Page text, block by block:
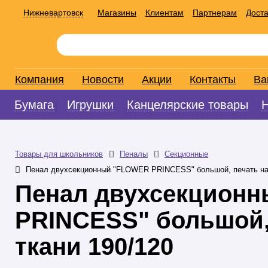
Нижневартовск Магазины Клиентам Партнерам
Компания Новости Акции Контакты
Бумага Игрушки Канцелярские товары
Товары для школьников Пеналы
Секционные
Пенал двухсекционный "FLOWER PRINCESS" большой, печать
Пенал
PRINCESS"
ткани 190/120